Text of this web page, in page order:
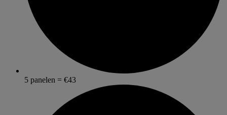
5 panelen = €43